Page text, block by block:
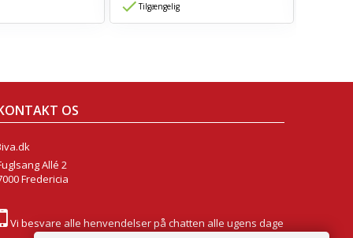
Tilgængelig
OS
Allé 2
Fredericia
Vi besvare alle henvendelser på chatten alle ugens dage